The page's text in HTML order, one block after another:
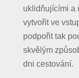
uklidňujícími a
vytvořit ve
podpořit tak
skvělým
dni cestování.